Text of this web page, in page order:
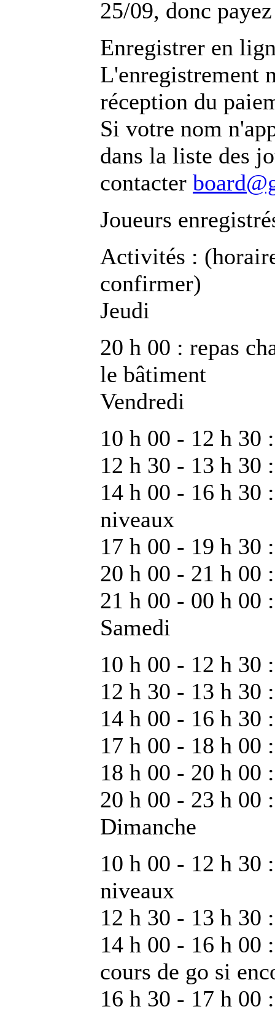
25/09, donc
Enregistrer en
L'enregistrement
réception du
Si votre nom
dans la liste des
contacter
Joueurs
Activités :
confirmer)
Jeudi
20 h 00 : repas
le bâtiment
Vendredi
10 h 00 - 12 h 30
12 h 30 - 13 h 30
14 h 00 - 16 h 30
niveaux
17 h 00 - 19 h 30
20 h 00 - 21 h 00
21 h 00 - 00 h 00
Samedi
10 h 00 - 12 h 30
12 h 30 - 13 h 30
14 h 00 - 16 h 30
17 h 00 - 18 h 00
18 h 00 - 20 h 00
20 h 00 - 23 h 00
Dimanche
10 h 00 - 12 h 30
niveaux
12 h 30 - 13 h 30
14 h 00 - 16 h 00
cours de go si
16 h 30 - 17 h 00